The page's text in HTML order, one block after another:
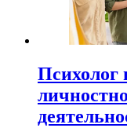
Психолог